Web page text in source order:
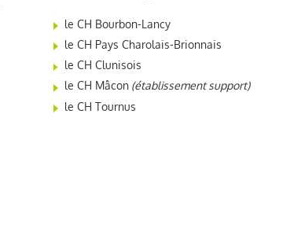
le CH Bourbon-Lancy
le CH Pays Charolais-Brionnais
le CH Clunisois
le CH Mâcon(établissement support)
le CH Tournus